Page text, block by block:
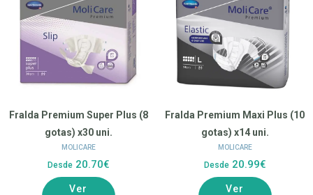
Fralda Premium Super Plus (8
gotas) x30 uni.
MOLICARE
Desde20.70€
Ver
Fralda Premium Maxi Plus (10
gotas) x14 uni.
MOLICARE
Desde20.99€
Ver